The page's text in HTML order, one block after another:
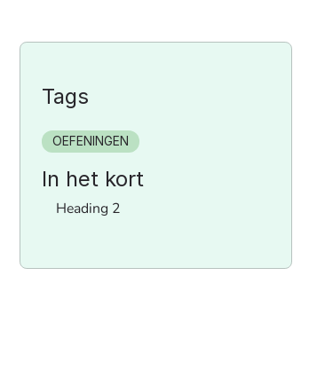
Tags
OEFENINGEN
In het kort
Heading 2